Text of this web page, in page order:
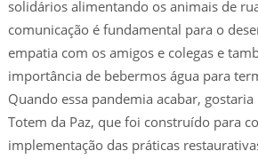
solidários alimentando os animais de
comunicação é fundamental para o
empatia com os amigos e colegas e
importância de bebermos água para
Quando essa pandemia acabar,
Totem da Paz, que foi construído para
implementação das práticas